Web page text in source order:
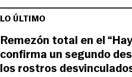
LO ÚLTIMO
Remezón total en el
confirma un segundo
los rostros